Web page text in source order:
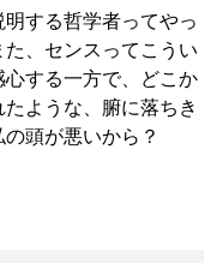
する哲学者ってやっ
、センスってこうい
する一方で、どこか
ような、腑に落ちき
頭が悪いから？